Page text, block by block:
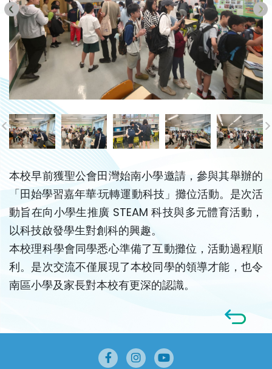
本校早前獲聖公會田灣始南小學邀請，參與其舉辦的
「田始學習嘉年華·玩轉運動科技」攤位活動。是次活
動旨在向小學生推廣 STEAM 科技與多元體育活動，
以科技啟發學生對創科的興趣。
本校理科學會同學悉心準備了互動攤位，活動過程順
利。是次交流不僅展現了本校同學的領導才能，也令
南區小學及家長對本校有更深的認識。